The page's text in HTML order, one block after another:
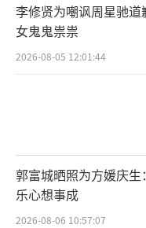
李修贤为嘲讽周星驰
女鬼鬼祟祟
2026-08-05 12:01:44
郭富城晒照为方媛庆
乐心想事成
2026-08-06 10:57:07